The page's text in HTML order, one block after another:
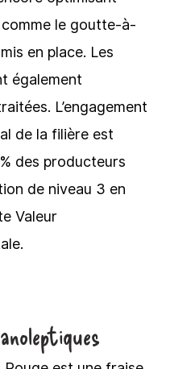
comme le goutte-à-
en place. Les
également
L’engagement
de la filière est
des producteurs
de niveau 3 en
Valeur